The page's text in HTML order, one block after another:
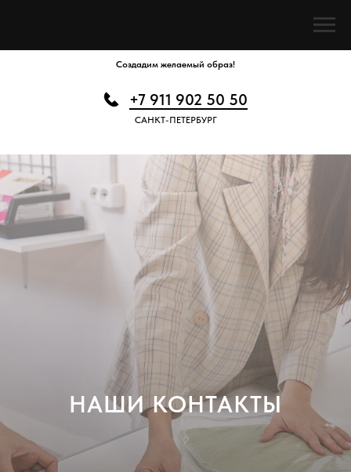
Создадим желаемый образ!
+7 911 902 50 50
САНКТ-ПЕТЕРБУРГ
НАШИ КОНТАКТЫ